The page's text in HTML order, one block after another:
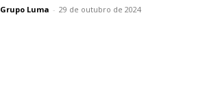
Grupo Luma - 29 de outubro de 2024